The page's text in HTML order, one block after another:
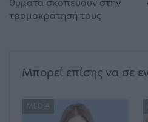
τρομοκράτησή τους
Μπορεί επίσης να σε
MEDIA